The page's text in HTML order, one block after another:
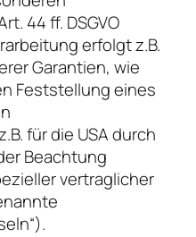
44 ff. DSGVO
erfolgt z.B.
Garantien, wie
Feststellung eines
für die USA durch
Beachtung
vertraglicher